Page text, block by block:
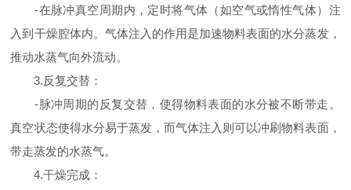
-在脉冲真空周期内，定时将气体（如空气或惰性气体）注
入到干燥腔体内。气体注入的作用是加速物料表面的水分蒸发，
推动水蒸气向外流动。
3.反复交替：
-脉冲周期的反复交替，使得物料表面的水分被不断带走。
真空状态使得水分易于蒸发，而气体注入则可以冲刷物料表面，
带走蒸发的水蒸气。
4.干燥完成：